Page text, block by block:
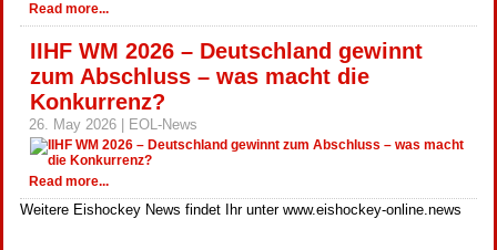
Read more...
IIHF WM 2026 – Deutschland gewinnt
zum Abschluss – was macht die
Konkurrenz?
26. May 2026 | EOL-News
Read more...
Weitere Eishockey News findet Ihr unter www.eishockey-online.news